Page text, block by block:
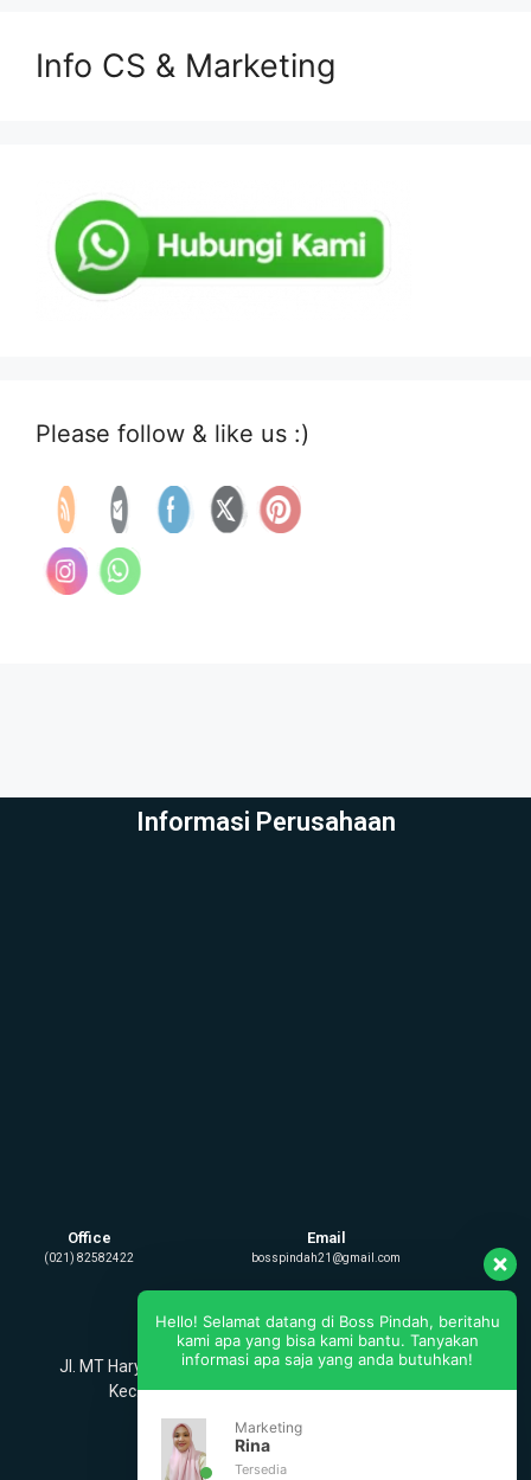
Info CS & Marketing
Please follow & like us :)
Informasi Perusahaan
Alamat Perusahaan
Jl. MT Haryono No.19 RT 002 RW 006 Desa. Burangkeng
Kec. Setu Kab. Bekasi - Jawa Barat 17320.
Office
(021) 82582422
Email
bosspindah21@gmail.com
Hello! Selamat datang di Boss Pindah, beritahu
kami apa yang bisa kami bantu. Tanyakan
informasi apa saja yang anda butuhkan!
Marketing
Rina
Tersedia